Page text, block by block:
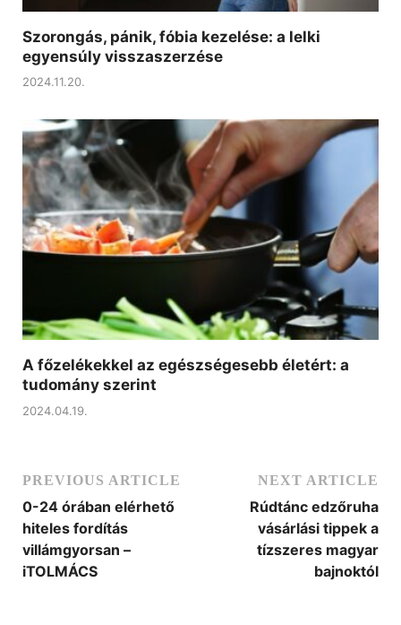
Szorongás, pánik, fóbia kezelése: a lelki
egyensúly visszaszerzése
2024.11.20.
A főzelékekkel az egészségesebb életért: a
tudomány szerint
2024.04.19.
PREVIOUS ARTICLE
0-24 órában elérhető
hiteles fordítás
villámgyorsan –
iTOLMÁCS
NEXT ARTICLE
Rúdtánc edzőruha
vásárlási tippek a
tízszeres magyar
bajnoktól